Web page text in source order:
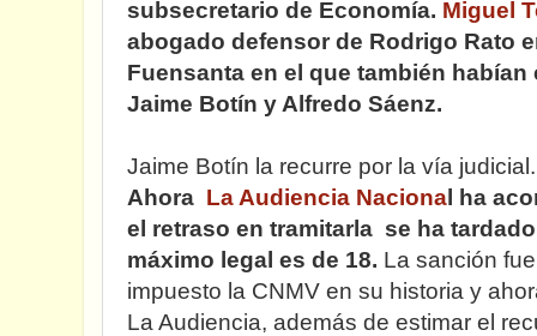
subsecretario de Economía. Miguel
abogado defensor de Rodrigo Rato
Fuensanta en el que también
Jaime Botín y Alfredo Sáenz.
Jaime Botín la recurre por la vía judicial.
Ahora La Audiencia Naciona l ha
el retraso en tramitarla se ha
máximo legal es de 18. La sanción
impuesto la CNMV en su historia y
La Audiencia, además de estimar el